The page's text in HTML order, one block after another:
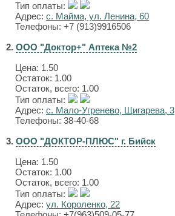
Тип оплаты:
Адрес: с. Майма, ул. Ленина, 60
Телефоны: +7 (913)9916506
2. ООО "Доктор+" Аптека №2
Цена: 1.50
Остаток: 1.00
Остаток, всего: 1.00
Тип оплаты:
Адрес: с. Мало-Угренево, Щигарева, 3
Телефоны: 38-40-68
3. ООО "ДОКТОР-ПЛЮС" г. Бийск
Цена: 1.50
Остаток: 1.00
Остаток, всего: 1.00
Тип оплаты:
Адрес: ул. Короленко, 22